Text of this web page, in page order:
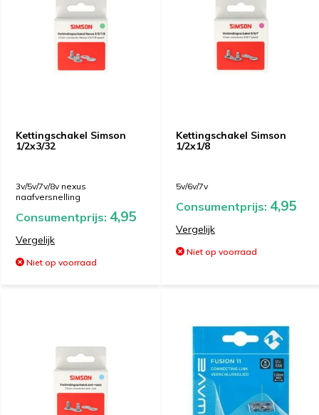
Kettingschakel Simson
1/2x3/32
3v/5v/7v/8v nexus
naafversnelling
Consumentprijs: 4,95
Vergelijk
Niet op voorraad
Kettingschakel Simson
1/2x1/8
5v/6v/7v
Consumentprijs: 4,95
Vergelijk
Niet op voorraad